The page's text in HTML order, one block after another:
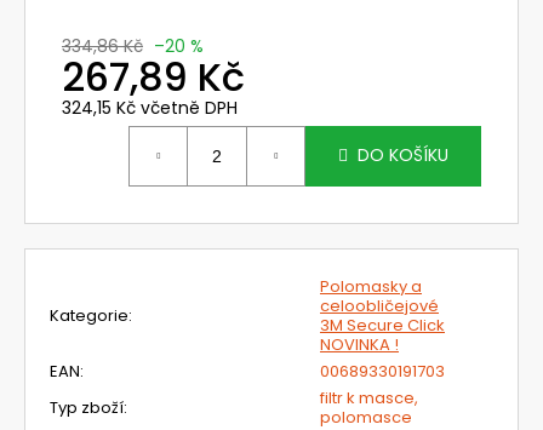
334,86 Kč –20 %
267,89 Kč
324,15 Kč včetně DPH
DO KOŠÍKU
Kategorie:
Polomasky a
celoobličejové
3M Secure Click
NOVINKA !
EAN:
00689330191703
Typ zboží:
filtr k masce,
polomasce
703401
SUMMIT
8
169